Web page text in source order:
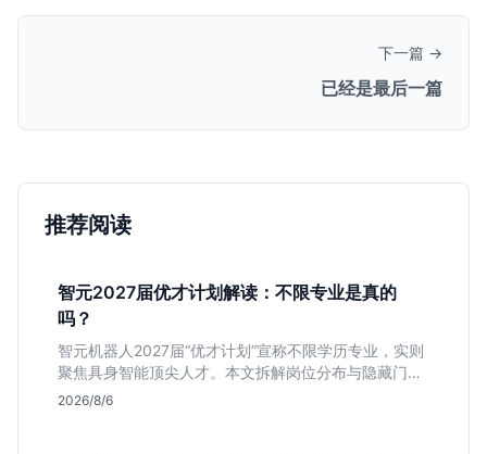
下一篇 →
已经是最后一篇
推荐阅读
智元2027届优才计划解读：不限专业是真的
吗？
智元机器人2027届“优才计划”宣称不限学历专业，实则
聚焦具身智能顶尖人才。本文拆解岗位分布与隐藏门
槛，分析算法、仿真等核心方向，帮你判断是否值得投
2026/8/6